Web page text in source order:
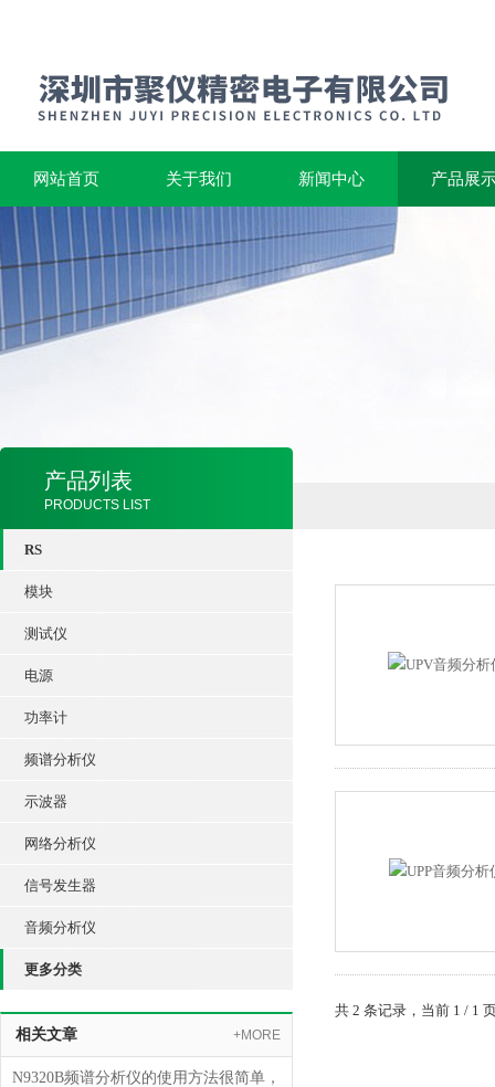
网站首页 关于我们 新闻中心 产品展
产品列表
PRODUCTS LIST
RS
模块
测试仪
电源
功率计
频谱分析仪
示波器
网络分析仪
信号发生器
音频分析仪
更多分类
相关文章 +MORE
N9320B频谱分析仪的使用方法很简单，
共 2 条记录，当前 1 / 1